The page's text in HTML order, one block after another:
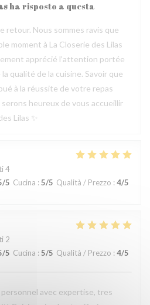
ha risposto a questa
retour. Nous sommes ravis que
moment à La Closerie des Lilas
apprécié l’attention portée
qualité de la cuisine. Savoir que
à la réussite de votre repas
heureux de vous accueillir
Lilas ✨
4
/5 Cucina : 5/5 Qualità / Prezzo : 4/5
2
/5 Cucina : 5/5 Qualità / Prezzo : 4/5
avec expertise, tres